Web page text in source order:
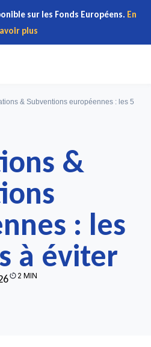
sur les Fonds Européens. En
plus
& Subventions européennes : les 5
&
: les
à éviter
2 MIN